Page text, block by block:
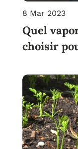
Quel
choisir
8 Mar 2023